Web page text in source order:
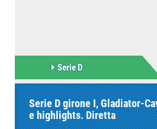
Serie D
Serie D girone I, Gladiator-
e highlights. Diretta